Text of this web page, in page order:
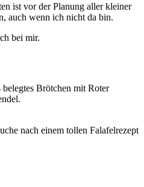
ist vor der Planung aller kleiner
auch wenn ich nicht da bin.
bei mir.
nach einem tollen Falafelrezept